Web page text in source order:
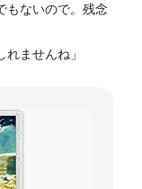
もないので。残念
ませんね」